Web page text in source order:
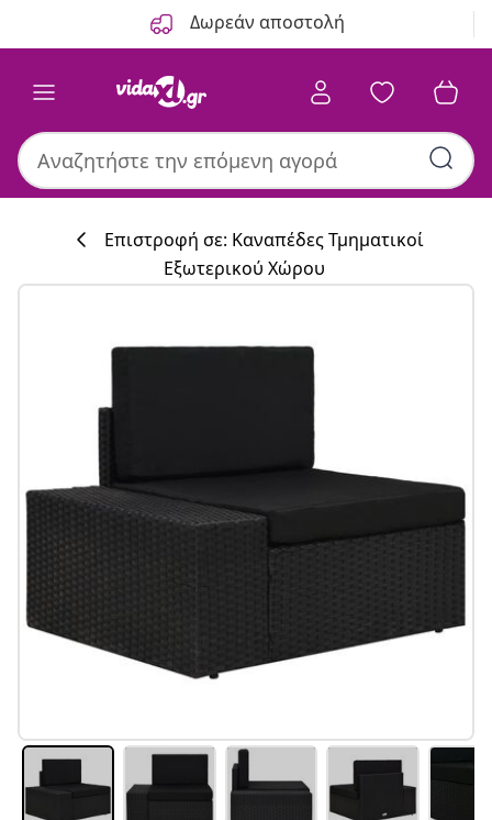
Δωρεάν αποστολή
Επιστροφή σε: Καναπέδες Τμηματικοί
Εξωτερικού Χώρου